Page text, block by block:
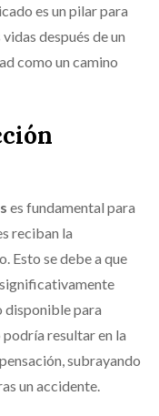
es un pilar para
después de un
como un camino
es fundamental para
reciban la
Esto se debe a que
significativamente
disponible para
resultar en la
subrayando
un accidente.